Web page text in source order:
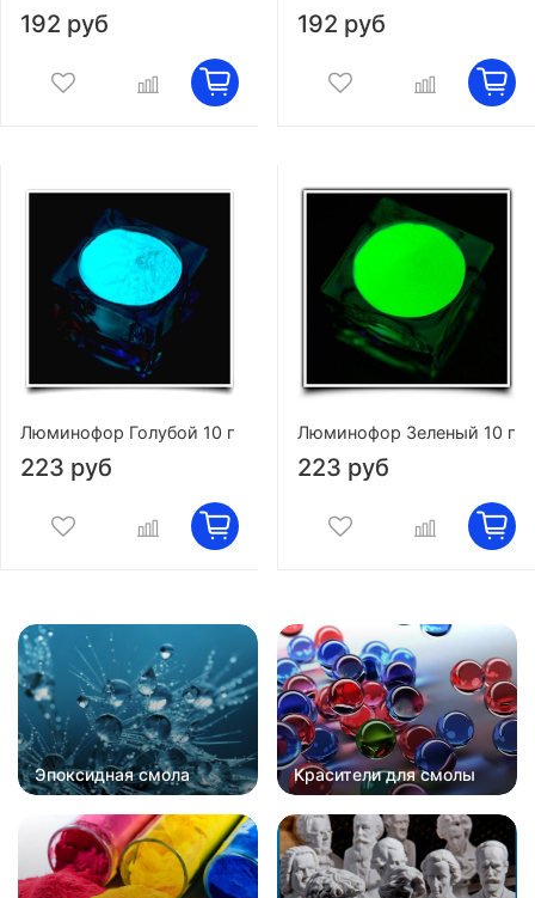
192 руб 192 руб
Люминофор Голубой 10 г
223 руб
Люминофор Зеленый 10 г
223 руб
Эпоксидная смола Красители для смолы